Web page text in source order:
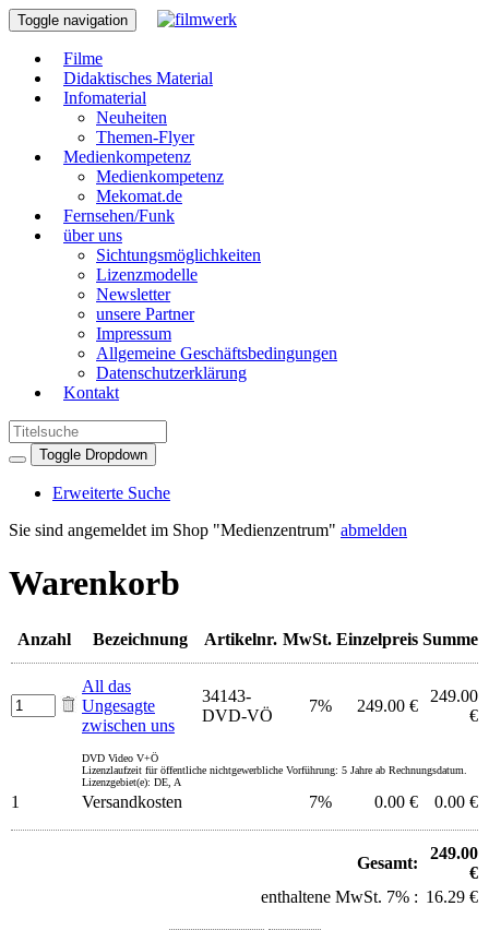
Toggle navigation
Filme
Didaktisches Material
Infomaterial
Neuheiten
Themen-Flyer
Medienkompetenz
Medienkompetenz
Mekomat.de
Fernsehen/Funk
über uns
Sichtungsmöglichkeiten
Lizenzmodelle
Newsletter
unsere Partner
Impressum
Allgemeine Geschäftsbedingungen
Datenschutzerklärung
Kontakt
Toggle Dropdown
Erweiterte Suche
Sie sind angemeldet im Shop "Medienzentrum" abmelden
Warenkorb
Anzahl Bezeichnung Artikelnr. MwSt. Einzelpreis Summe
All das
Ungesagte
zwischen uns
34143-
DVD-VÖ
7% 249.00 €
249.00
€
DVD Video V+Ö
Lizenzlaufzeit für öffentliche nichtgewerbliche Vorführung: 5 Jahre ab Rechnungsdatum.
Lizenzgebiet(e): DE, A
1 Versandkosten 7% 0.00 € 0.00 €
Gesamt:
249.00
€
enthaltene MwSt. 7% : 16.29 €